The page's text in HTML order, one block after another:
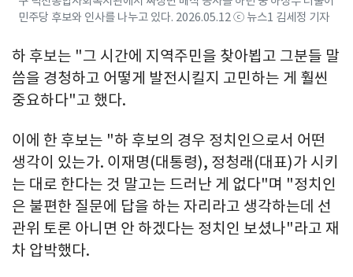
민주당 후보와 인사를 나누고 있다. 2026.05.12 ⓒ 뉴스1 김세정 기자
하 후보는 "그 시간에 지역주민을 찾아뵙고 그분들 말
씀을 경청하고 어떻게 발전시킬지 고민하는 게 훨씬
중요하다"고 했다.
이에 한 후보는 "하 후보의 경우 정치인으로서 어떤
생각이 있는가. 이재명(대통령), 정청래(대표)가 시키
는 대로 한다는 것 말고는 드러난 게 없다"며 "정치인
은 불편한 질문에 답을 하는 자리라고 생각하는데 선
관위 토론 아니면 안 하겠다는 정치인 보셨나"라고 재
차 압박했다.